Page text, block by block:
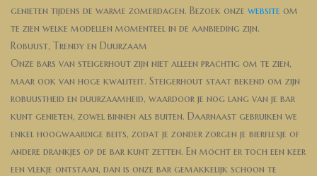
genieten tijdens de warme zomerdagen. Bezoek onze website om
te zien welke modellen momenteel in de aanbieding zijn.
Robuust, Trendy en Duurzaam
Onze bars van steigerhout zijn niet alleen prachtig om te zien,
maar ook van hoge kwaliteit. Steigerhout staat bekend om zijn
robuustheid en duurzaamheid, waardoor je nog lang van je bar
kunt genieten, zowel binnen als buiten. Daarnaast gebruiken we
enkel hoogwaardige beits, zodat je zonder zorgen je bierflesje of
andere drankjes op de bar kunt zetten. En mocht er toch een keer
een vlekje ontstaan, dan is onze bar gemakkelijk schoon te